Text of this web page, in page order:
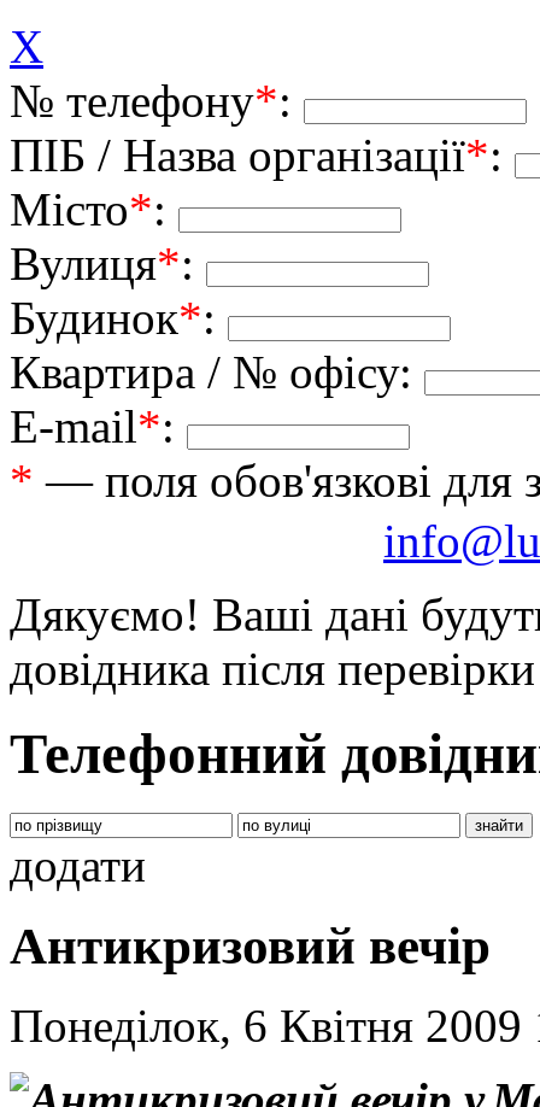
X
№ телефону*:
ПІБ / Назва організації*:
Місто*:
Вулиця*:
Будинок*:
Квартира / № офісу:
E-mail*:
* — поля обов'язкові для
Дякуємо! Ваші дані
довідника після
Телефонний
додати
Антикризовий вечір
Понеділок, 6 Квітня